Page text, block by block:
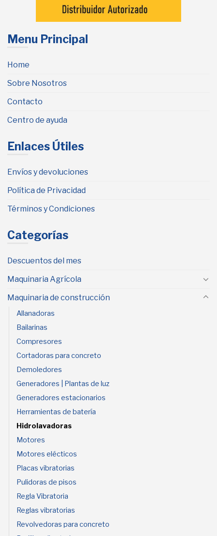
Menu Principal
Home
Sobre Nosotros
Contacto
Centro de ayuda
Enlaces Útiles
Envíos y devoluciones
Política de Privacidad
Términos y Condiciones
Categorías
Descuentos del mes
Maquinaria Agrícola
Maquinaria de construcción
Allanadoras
Bailarinas
Compresores
Cortadoras para concreto
Demoledores
Generadores | Plantas de luz
Generadores estacionarios
Herramientas de batería
Hidrolavadoras
Motores
Motores elécticos
Placas vibratorias
Pulidoras de pisos
Regla Vibratoria
Reglas vibratorias
Revolvedoras para concreto